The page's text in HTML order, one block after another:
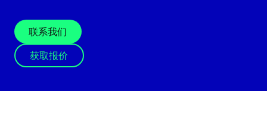
联系我们
获取报价